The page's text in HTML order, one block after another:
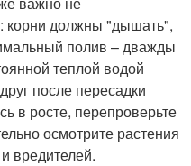
корни должны "дышать",
полив – дважды
теплой водой
после пересадки
в росте, перепроверьте
осмотрите растения
вредителей.